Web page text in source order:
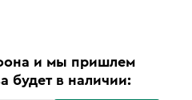
и мы пришлем
будет в наличии: